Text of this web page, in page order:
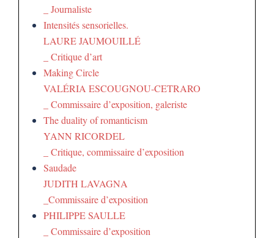
_ Journaliste
Intensités sensorielles.
LAURE JAUMOUILLÉ
_ Critique d’art
Making Circle
VALÉRIA ESCOUGNOU-CETRARO
_ Commissaire d’exposition, galeriste
The duality of romanticism
YANN RICORDEL
_ Critique, commissaire d’exposition
Saudade
JUDITH LAVAGNA
_Commissaire d’exposition
PHILIPPE SAULLE
_ Commissaire d’exposition